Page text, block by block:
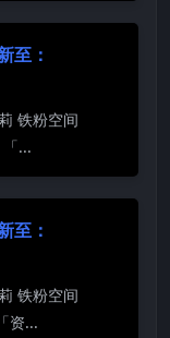
至：
铁粉空间
...
至：
铁粉空间
资...